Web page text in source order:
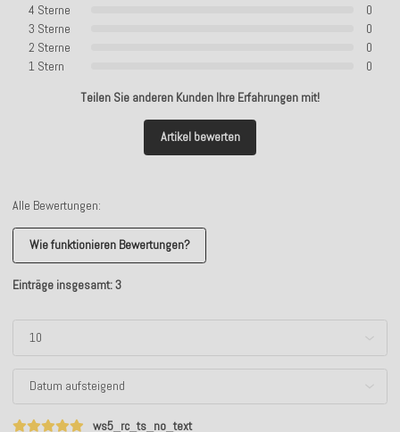
4 Sterne
0
3 Sterne
0
2 Sterne
0
1 Stern
0
Teilen Sie anderen Kunden Ihre Erfahrungen mit!
Artikel bewerten
Alle Bewertungen:
Wie funktionieren Bewertungen?
Einträge insgesamt: 3
ws5_rc_ts_no_text